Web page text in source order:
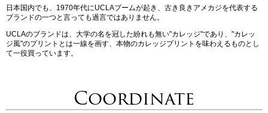
日本国内でも、1970年代にUCLAブームが起き、古き良きアメカジを代表する
ブランドの一つと言っても過言ではありません。
UCLAのブランドは、大学の名を冠した紛れも無い"カレッジ"であり、"カレッ
ジ風"のプリントとは一線を画す、本物のカレッジプリントを味わえるものとし
て一役買っています。
Coordinate